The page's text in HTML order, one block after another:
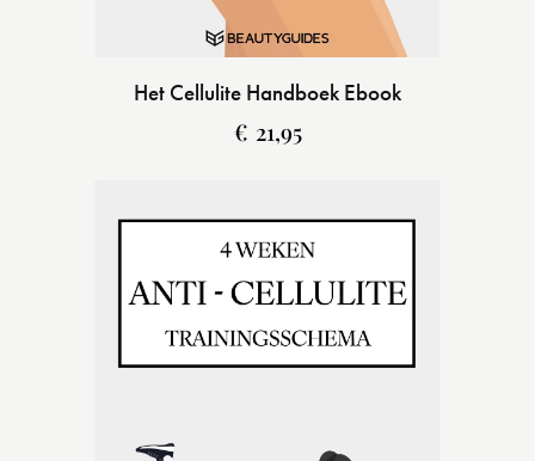
Het Cellulite Handboek Ebook
€ 21,95